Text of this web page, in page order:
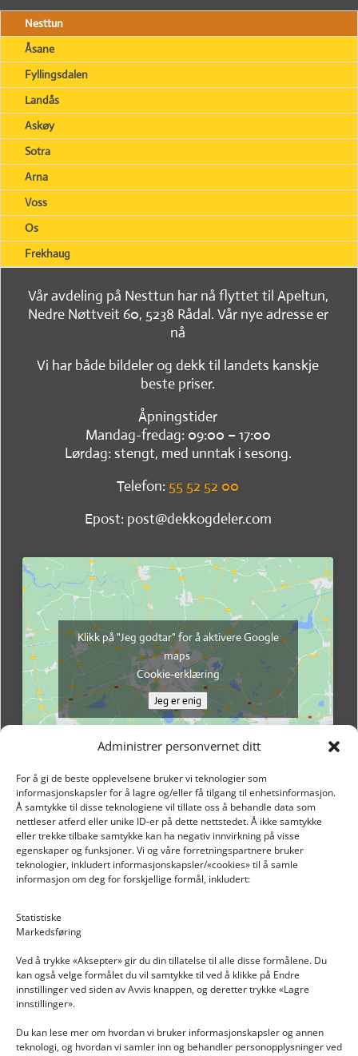
Administrer personvernet ditt
For å gi de beste opplevelsene bruker vi teknologier som
informasjonskapsler for å lagre og/eller få tilgang til enhetsinformasjon.
Å samtykke til disse teknologiene vil tillate oss å behandle data som
nettleser atferd eller unike ID-er på dette nettstedet. Å ikke samtykke
eller trekke tilbake samtykke kan ha negativ innvirkning på visse
egenskaper og funksjoner. Vi og våre forretningspartnere bruker
teknologier, inkludert informasjonskapsler/«cookies» til å samle
informasjon om deg for forskjellige formål, inkludert:
Statistiske
Markedsføring
Ved å trykke «Aksepter» gir du din tillatelse til alle disse formålene. Du
kan også velge formålet du vil samtykke til ved å klikke på Endre
innstillinger ved siden av Avvis knappen, og deretter trykke «Lagre
innstillinger».
Du kan lese mer om hvordan vi bruker informasjonskapsler og annen
teknologi, og hvordan vi samler inn og behandler personopplysninger ved
Nesttun
Åsane
Fyllingsdalen
Landås
Askøy
Sotra
Arna
Voss
Os
Frekhaug
Vår avdeling på Nesttun har nå flyttet til Apeltun,
Nedre Nøttveit 60, 5238 Rådal. Vår nye adresse er
nå
Vi har både bildeler og dekk til landets kanskje
beste priser.
Åpningstider
Mandag-fredag: 09:00 – 17:00
Lørdag: stengt, med unntak i sesong.
Telefon: 55 52 52 00
Epost: post@dekkogdeler.com
Klikk på "Jeg godtar" for å aktivere Google
maps
Cookie-erklæring
Jeg er enig
INFORMASJON